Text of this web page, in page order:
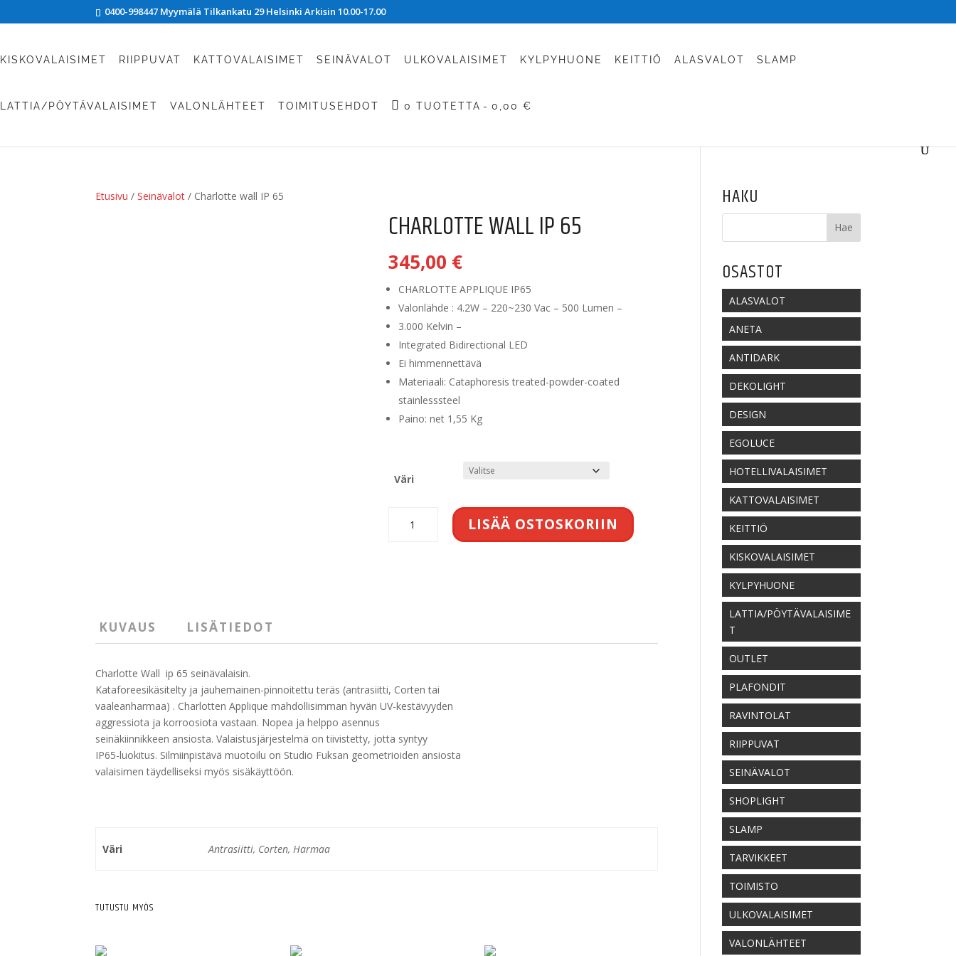
0400-998447 Myymälä Tilkankatu 29 Helsinki Arkisin 10.00-17.00
KISKOVALAISIMET RIIPPUVAT KATTOVALAISIMET SEINÄVALOT ULKOVALAISIMET KYLPYHUONE KEITTIÖ ALASVALOT SLAMP
LATTIA/PÖYTÄVALAISIMET VALONLÄHTEET TOIMITUSEHDOT 0 TUOTETTA 0,00 €
Etusivu /Seinävalot / Charlotte wall IP 65
CHARLOTTE WALL IP 65
345,00 €
CHARLOTTE APPLIQUE IP65
Valonlähde : 4.2W – 220~230 Vac – 500 Lumen –
3.000 Kelvin –
Integrated Bidirectional LED
Ei himmennettävä
Materiaali: Cataphoresis treated-powder-coated
stainlesssteel
Paino: net 1,55 Kg
Väri
LISÄÄ OSTOSKORIIN
KUVAUS LISÄTIEDOT
Charlotte Wall ip 65 seinävalaisin.
Kataforeesikäsitelty ja jauhemainen-pinnoitettu teräs (antrasiitti, Corten tai
vaaleanharmaa) . Charlotten Applique mahdollisimman hyvän UV-kestävyyden
aggressiota ja korroosiota vastaan. Nopea ja helppo asennus
seinäkiinnikkeen ansiosta. Valaistusjärjestelmä on tiivistetty, jotta syntyy
IP65-luokitus. Silmiinpistävä muotoilu on Studio Fuksan geometrioiden ansiosta
valaisimen täydelliseksi myös sisäkäyttöön.
Väri Antrasiitti, Corten, Harmaa
TUTUSTU MYÖS
HAKU
OSASTOT
ALASVALOT
ANETA
ANTIDARK
DEKOLIGHT
DESIGN
EGOLUCE
HOTELLIVALAISIMET
KATTOVALAISIMET
KEITTIÖ
KISKOVALAISIMET
KYLPYHUONE
LATTIA/PÖYTÄVALAISIME
T
OUTLET
PLAFONDIT
RAVINTOLAT
RIIPPUVAT
SEINÄVALOT
SHOPLIGHT
SLAMP
TARVIKKEET
TOIMISTO
ULKOVALAISIMET
VALONLÄHTEET